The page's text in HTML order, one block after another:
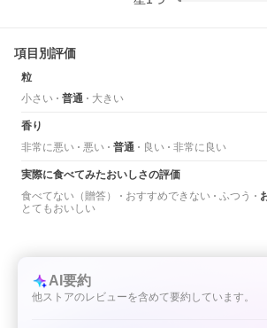
項目別評価
粒
小さい
普通 大きい
香り
非常に悪い
悪い 普通 良い 非常に良い
実際に食べてみたおいしさの評価
食べてない（贈答）
おすすめできない ふつう
とてもおいしい
AI要約
他ストアのレビューを含めて要約しています。